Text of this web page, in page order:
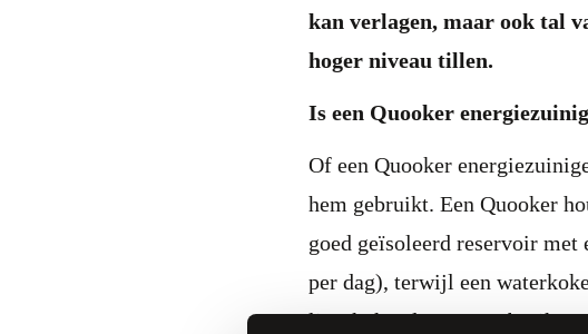
kan verlagen, maar ook tal
hoger niveau tillen.
Is een Quooker
Of een Quooker
hem gebruikt. Een Quooker
goed geïsoleerd reservoir met
per dag), terwijl een
liter kokend water verbruikt